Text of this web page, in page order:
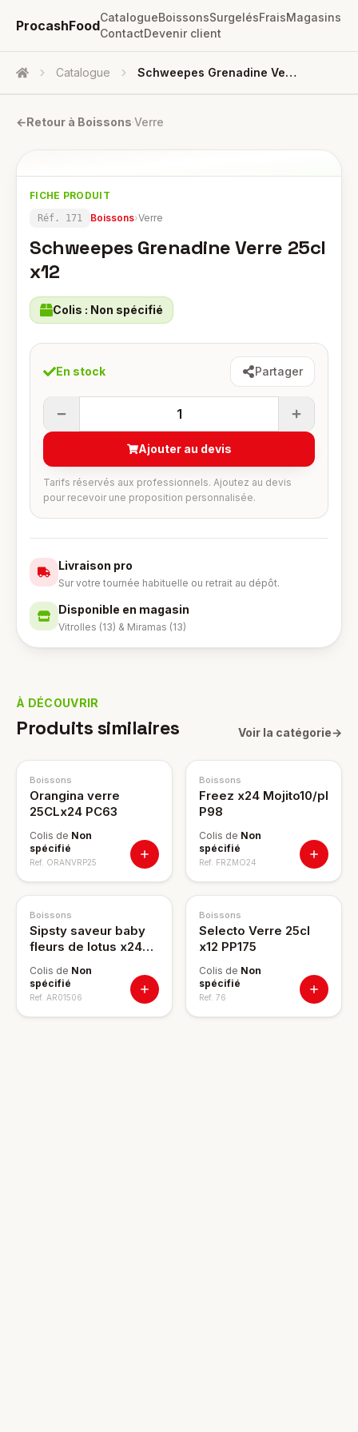
ProcashFood
CatalogueBoissonsSurgelésFraisMagasins
ContactDevenir client
Accueil Catalogue Schweepes Grenadine Verre 25cl X12
←Retour à Boissons·Verre
FICHE PRODUIT
Réf. 171 Boissons›Verre
Schweepes Grenadine Verre 25cl
x12
Colis : Non spécifié
En stock Partager
1
Ajouter au devis
Tarifs réservés aux professionnels. Ajoutez au devis
pour recevoir une proposition personnalisée.
Livraison pro
Sur votre tournée habituelle ou retrait au dépôt.
Disponible en magasin
Vitrolles (13) & Miramas (13)
À DÉCOUVRIR
Produits similaires Voir la catégorie→
Boissons
Orangina verre
25CLx24 PC63
Colis de Non
spécifié
Ref. ORANVRP25
Boissons
Freez x24 Mojito10/pl
P98
Colis de Non
spécifié
Ref. FRZMO24
Boissons
Sipsty saveur baby
fleurs de lotus x24
Colis de Non
spécifié
Ref. AR01506
Boissons
Selecto Verre 25cl
x12 PP175
Colis de Non
spécifié
Ref. 76